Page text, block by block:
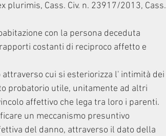
plurimis, Cass. Civ. n. 23917/2013, Cass.
con la persona deceduta
costanti di reciproco affetto e
cui si esteriorizza l' intimità dei
probatorio utile, unitamente ad altri
affettivo che lega tra loro i parenti.
un meccanismo presuntivo
del danno, attraverso il dato della